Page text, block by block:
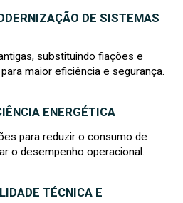
DE SISTEMAS
substituindo fiações e
maior eficiência e segurança.
ENERGÉTICA
para reduzir o consumo de
o desempenho operacional.
TÉCNICA E